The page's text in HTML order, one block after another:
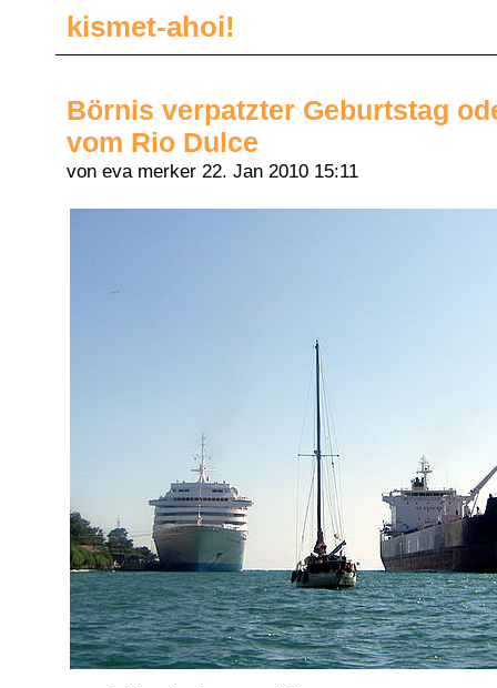
kismet-ahoi!
Börnis verpatzter Geburtstag
vom Rio Dulce
von eva merker 22. Jan 2010 15:11